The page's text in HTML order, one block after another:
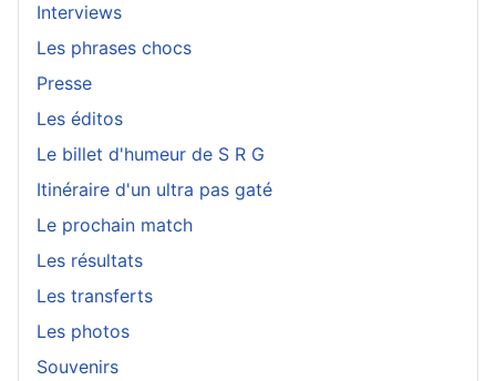
Interviews
Les phrases chocs
Presse
Les éditos
Le billet d'humeur de S R G
Itinéraire d'un ultra pas gaté
Le prochain match
Les résultats
Les transferts
Les photos
Souvenirs